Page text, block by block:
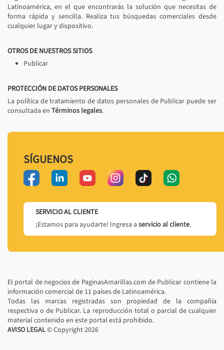
Latinoamérica, en el que encontrarás la solución que necesitas de
forma rápida y sencilla. Realiza tus búsquedas comerciales desde
cualquier lugar y dispositivo.
OTROS DE NUESTROS SITIOS
Publicar
PROTECCIÓN DE DATOS PERSONALES
La política de tratamiento de datos personales de Publicar puede ser
consultada en Términos legales.
SÍGUENOS
SERVICIO AL CLIENTE
¡Estamos para ayudarte! Ingresa a servicio al cliente.
El portal de negocios de PaginasAmarillas.com de Publicar contiene la
información comercial de 11 países de Latinoamérica.
Todas las marcas registradas son propiedad de la compañía
respectiva o de Publicar. La reproducción total o parcial de cualquier
material contenido en este portal está prohibido.
AVISO LEGAL© Copyright2026